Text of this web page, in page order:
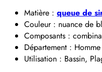
Matière : queue de
Couleur : nuance de
Composants :
Département :
Utilisation : Bassin,